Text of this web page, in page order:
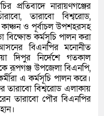
প্রতিবাদে নারায়ণগঞ্জের
তারাবো বিশ্বরোড,
কাঞ্চন ও পূর্বাচল উপশহরসহ
কর্মসূচি পালন করা
বিএনপির মনোনীত
দিপুর নির্দেশে গতকাল
রূপগঞ্জ উপজেলা বিএনপি,
এ কর্মসূচি পালন করে।
তারাবো বিশ্বরোড এলাকায়
তারাবো পৌর বিএনপির